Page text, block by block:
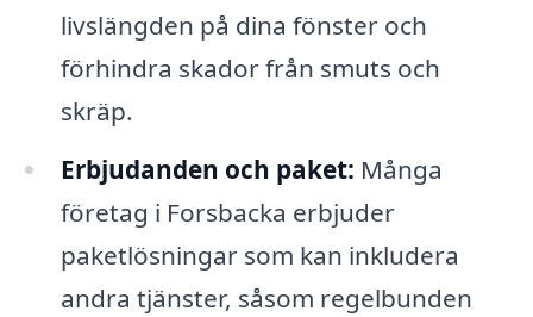
livslängden på dina fönster och
förhindra skador från smuts och
skräp.
Erbjudanden och paket: Många
företag i Forsbacka erbjuder
paketlösningar som kan inkludera
andra tjänster, såsom regelbunden